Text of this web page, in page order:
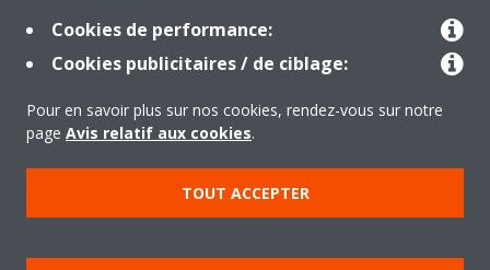
Contact
Outils
Copyright © Daikin
Politique de Protection des Données
Éthique de l'entreprise
Cookies de performance:
Cookies publicitaires / de ciblage:
Pour en savoir plus sur nos cookies, rendez-vous sur notre
page Avis relatif aux cookies.
TOUT ACCEPTER